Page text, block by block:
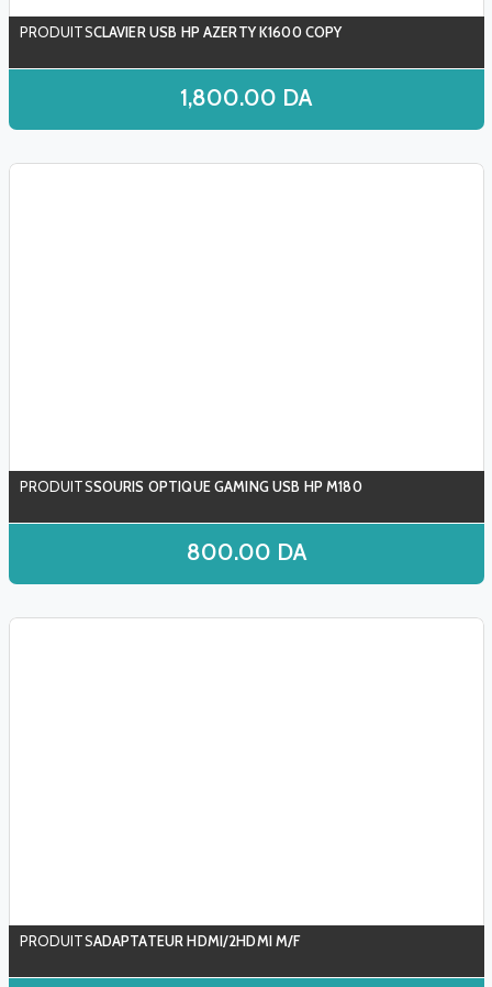
CLAVIER USB HP AZERTY K1600 COPY
1,800.00 DA
SOURIS OPTIQUE GAMING USB HP M180
800.00 DA
ADAPTATEUR HDMI/2HDMI M/F